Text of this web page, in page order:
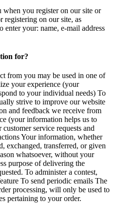
you register on our site or
registering on our site, as
enter your: name, e-mail address
for?
from you may be used in one of
your experience (your
to your individual needs) To
strive to improve our website
and feedback we receive from
(your information helps us to
service requests and
Your information, whether
exchanged, transferred, or given
whatsoever, without your
purpose of delivering the
To administer a contest,
To send periodic emails The
processing, will only be used to
pertaining to your order.